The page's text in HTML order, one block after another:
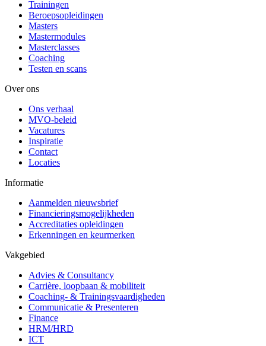
Trainingen
Beroepsopleidingen
Masters
Mastermodules
Masterclasses
Coaching
Testen en scans
Over ons
Ons verhaal
MVO-beleid
Vacatures
Inspiratie
Contact
Locaties
Informatie
Aanmelden nieuwsbrief
Financieringsmogelijkheden
Accreditaties opleidingen
Erkenningen en keurmerken
Vakgebied
Advies & Consultancy
Carrière, loopbaan & mobiliteit
Coaching- & Trainingsvaardigheden
Communicatie & Presenteren
Finance
HRM/HRD
ICT